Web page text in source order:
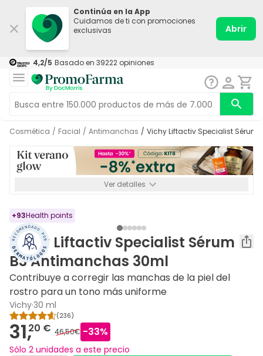
Continúa en la App
Cuidamos de ti con promociones
exclusivas
Abrir
4,2/5 Basado en 39222 opiniones
Cosmética / Facial / Antimanchas / Vichy Liftactiv Specialist
Ver detalles
+93Health points
Vichy Liftactiv Specialist Sérum
B3 Antimanchas 30ml
Contribuye a corregir las manchas de la piel del
rostro para un tono más uniforme
Vichy·30 ml
(236)
31,20 € 46,50€ -33%
Sólo 2 unidades a este precio